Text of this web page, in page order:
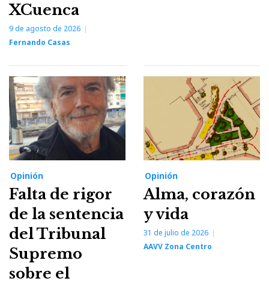
XCuenca
9 de agosto de 2026
Fernando Casas
Opinión
Falta de rigor
de la sentencia
del Tribunal
Supremo
sobre el
Opinión
Alma, corazón
y vida
31 de julio de 2026
AAVV Zona Centro